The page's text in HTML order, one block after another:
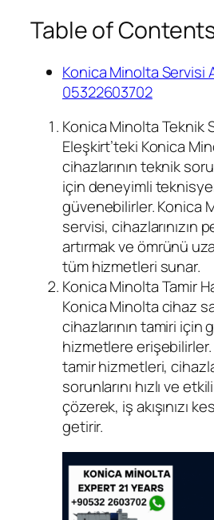
Table of
Konica Minolta Servisi
05322603702
Konica Minolta Teknik
Eleşkirt’teki Konica
cihazlarının teknik
için deneyimli
güvenebilirler. Konica
servisi, cihazlarınızın
artırmak ve ömrünü
tüm hizmetleri sunar.
Konica Minolta Tamir
Konica Minolta cihaz
cihazlarının tamiri için
hizmetlere
tamir hizmetleri,
sorunlarını hızlı ve
çözerek, iş akışınızı
getirir.